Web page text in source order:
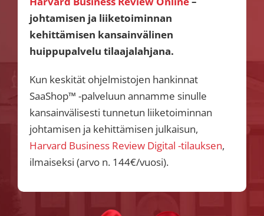
johtamisen ja liiketoiminnan
kehittämisen kansainvälinen
huippupalvelu tilaajalahjana.
Kun keskität ohjelmistojen hankinnat
SaaShop™ -palveluun annamme sinulle
kansainvälisesti tunnetun liiketoiminnan
johtamisen ja kehittämisen julkaisun,
Harvard Business Review Digital -tilauksen,
ilmaiseksi (arvo n. 144€/vuosi).